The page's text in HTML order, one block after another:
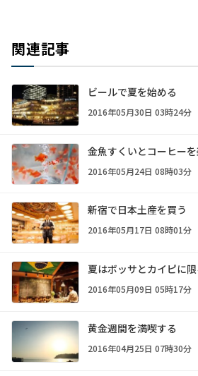
関連記事
ビールで夏を始める
2016年05月30日 03時24分
金魚すくいとコーヒー
2016年05月24日 08時03分
新宿で日本土産を買う
2016年05月17日 08時01分
夏はボッサとカイピに限
2016年05月09日 05時17分
黄金週間を満喫する
2016年04月25日 07時30分